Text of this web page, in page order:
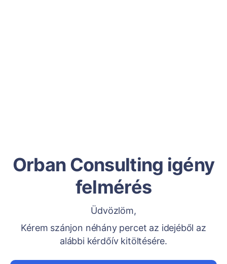
Orban Consulting igény
felmérés
Üdvözlöm,
Kérem szánjon néhány percet az idejéből az
alábbi kérdőív kitöltésére.